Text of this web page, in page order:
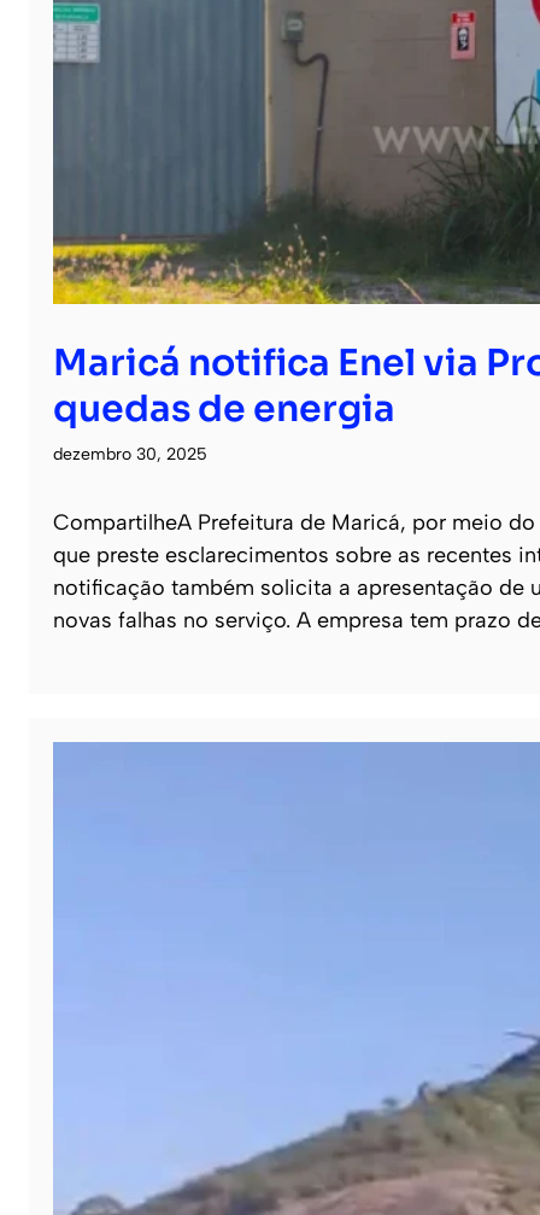
Maricá notifica Enel via
quedas de energia
dezembro 30, 2025
CompartilheA Prefeitura de Maricá, por meio
que preste esclarecimentos sobre as recentes
notificação também solicita a apresentação de
novas falhas no serviço. A empresa tem prazo